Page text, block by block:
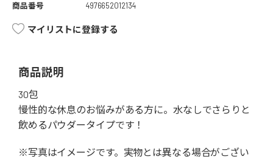
商品番号
4976652012134
マイリストに登録する
商品説明
30包
慢性的な休息のお悩みがある方に。水なしでさらりと
飲めるパウダータイプです！
※写真はイメージです。実物とは異なる場合がござい